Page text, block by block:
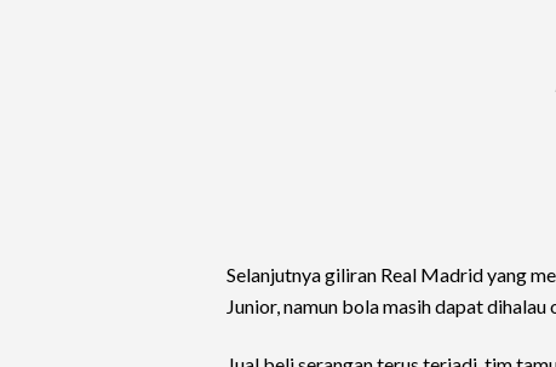
Selanjutnya giliran Real Madrid yang
Junior, namun bola masih dapat